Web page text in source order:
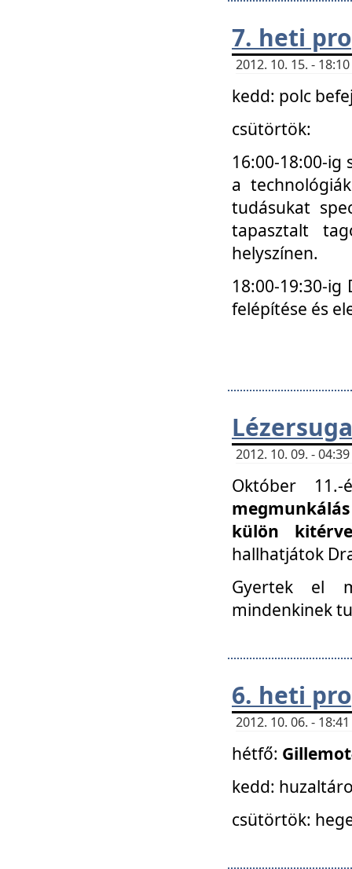
7. heti
2012. 10. 15. -
kedd: polc
csütörtök:
16:00-18:00-
a
tudásukat
tapasztalt
helyszínen.
18:00-19:30-
felépítése és
2012. 10. 09. -
Október
külön
hallhatjátok
Gyertek el
mindenkinek
6. heti
2012. 10. 06. -
hétfő:
kedd:
csütörtök: